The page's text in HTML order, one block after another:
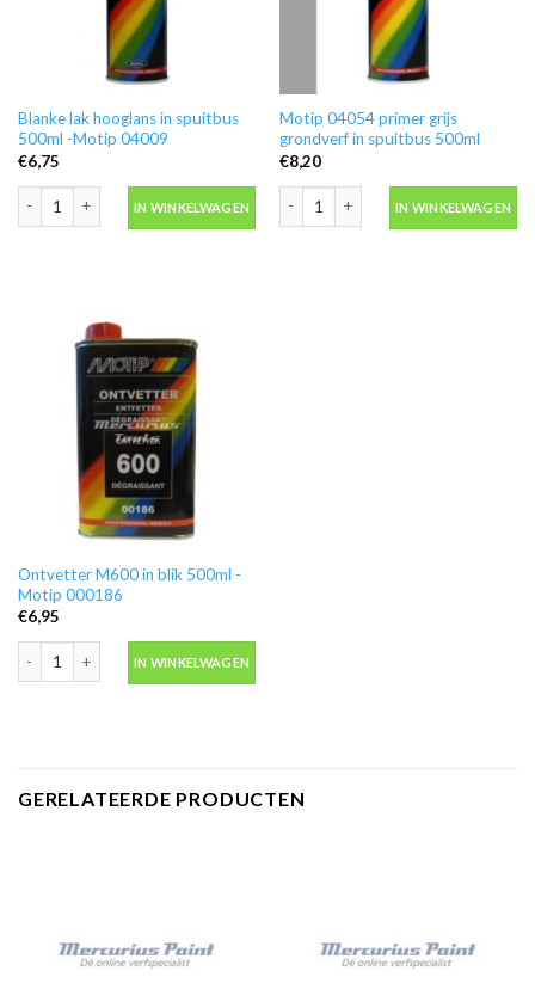
Blanke lak hooglans in spuitbus
500ml -Motip 04009
€6,75
IN WINKELWAGEN
Motip 04054 primer grijs
grondverf in spuitbus 500ml
€8,20
IN WINKELWAGEN
Ontvetter M600 in blik 500ml -
Motip 000186
€6,95
Ontvetter M600 in blik 500ml -Motip 000186 aantal
IN WINKELWAGEN
GERELATEERDE PRODUCTEN